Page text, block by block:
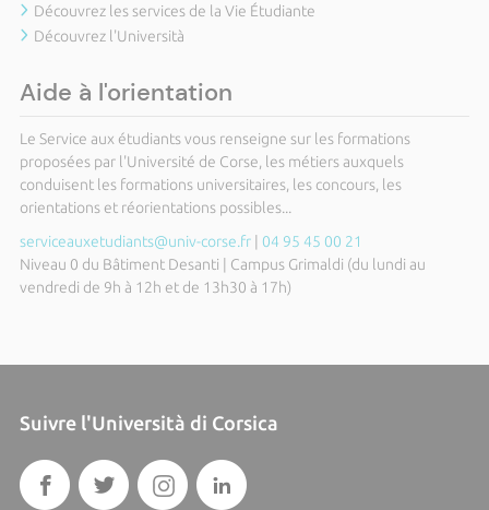
Découvrez les services de la Vie Étudiante
Découvrez l'Università
Aide à l'orientation
Le Service aux étudiants vous renseigne sur les formations
proposées par l'Université de Corse, les métiers auxquels
conduisent les formations universitaires, les concours, les
orientations et réorientations possibles...
serviceauxetudiants@univ-corse.fr| 04 95 45 00 21
Niveau 0 du Bâtiment Desanti | Campus Grimaldi (du lundi au
vendredi de 9h à 12h et de 13h30 à 17h)
Suivre l'Università di Corsica